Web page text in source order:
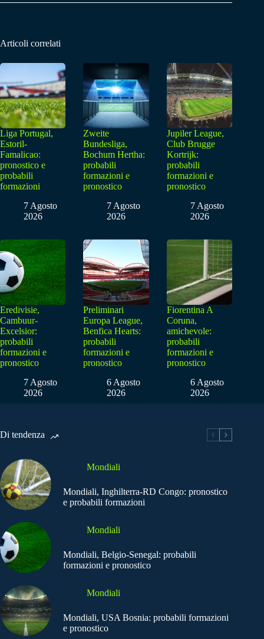
Articoli correlati
Liga Portugal,
Estoril-
Famalicao:
pronostico e
probabili
formazioni
7 Agosto
2026
Zweite
Bundesliga,
Bochum Hertha:
probabili
formazioni e
pronostico
7 Agosto
2026
Jupiler League,
Club Brugge
Kortrijk:
probabili
formazioni e
pronostico
7 Agosto
2026
Eredivisie,
Cambuur-
Excelsior:
probabili
formazioni e
pronostico
7 Agosto
2026
Preliminari
Europa League,
Benfica Hearts:
probabili
formazioni e
pronostico
6 Agosto
2026
Fiorentina A
Coruna,
amichevole:
probabili
formazioni e
pronostico
6 Agosto
2026
Di tendenza
Mondiali
Mondiali, Inghilterra-RD Congo: pronostico
e probabili formazioni
Mondiali
Mondiali, Belgio-Senegal: probabili
formazioni e pronostico
Mondiali
Mondiali, USA Bosnia: probabili formazioni
e pronostico